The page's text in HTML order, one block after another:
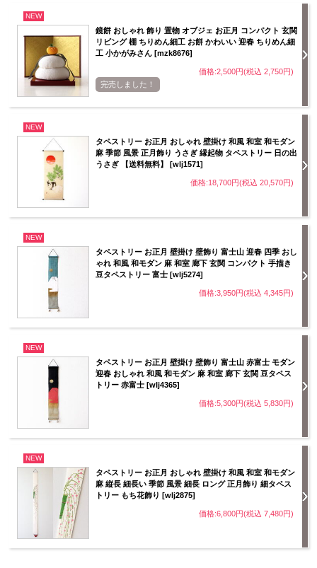
NEW
鏡餅 おしゃれ 飾り 置物 オブジェ お正月 コンパクト 玄関
リビング 棚 ちりめん細工 お餅 かわいい 迎春 ちりめん細
工 小かがみさん [mzk8676]
価格:2,500円(税込 2,750円)
完売しました！
NEW
タペストリー お正月 おしゃれ 壁掛け 和風 和室 和モダン
麻 季節 風景 正月飾り うさぎ 縁起物 タペストリー 日の出
うさぎ 【送料無料】 [wlj1571]
価格:18,700円(税込 20,570円)
NEW
タペストリー お正月 壁掛け 壁飾り 富士山 迎春 四季 おし
ゃれ 和風 和モダン 麻 和室 廊下 玄関 コンパクト 手描き
豆タペストリー 富士 [wlj5274]
価格:3,950円(税込 4,345円)
NEW
タペストリー お正月 壁掛け 壁飾り 富士山 赤富士 モダン
迎春 おしゃれ 和風 和モダン 麻 和室 廊下 玄関 豆タペス
トリー 赤富士 [wlj4365]
価格:5,300円(税込 5,830円)
NEW
タペストリー お正月 おしゃれ 壁掛け 和風 和室 和モダン
麻 縦長 細長い 季節 風景 細長 ロング 正月飾り 細タペス
トリー もち花飾り [wlj2875]
価格:6,800円(税込 7,480円)